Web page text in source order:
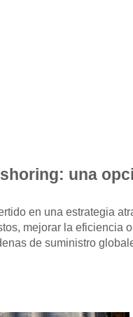
una
en una estrategia
mejorar la eficiencia
de suministro